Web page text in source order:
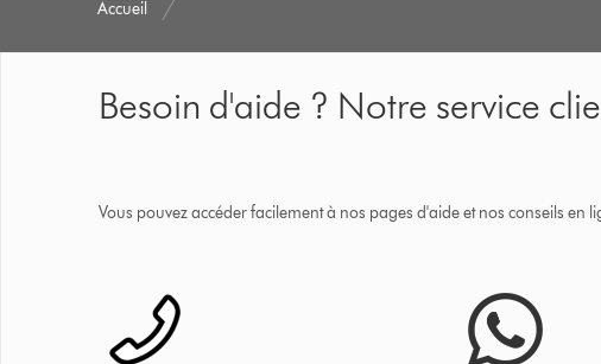
Accueil
Besoin d'aide ? Notre service
Vous pouvez accéder facilement à nos pages d'aide et nos conseils en